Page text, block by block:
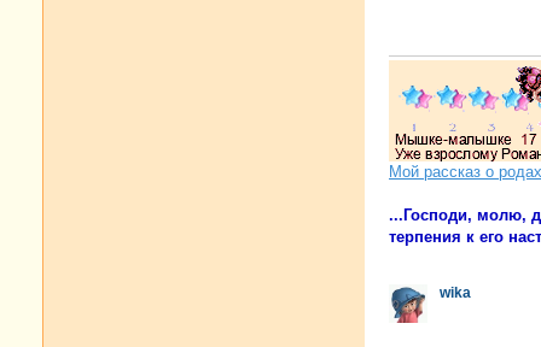
н
е
Мой рассказ о родах
...Господи, молю,
терпения к его
wika